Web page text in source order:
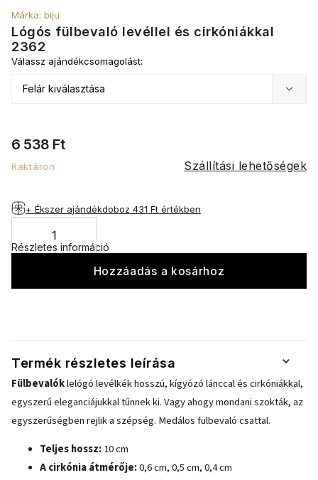
Lógós fülbevaló levéllel és cirkóniákkal
2362
Márka: biju
6 538 Ft
Raktáron Szállítási lehetőségek
Válassz ajándékcsomagolást:
Hozzáadás a kosárhoz
+ Ékszer ajándékdoboz 431 Ft értékben
Részletes információ
Termék részletes leírása
Fülbevalóklelógó levélkék hosszú, kígyózó lánccal és cirkóniákkal,
egyszerű eleganciájukkal tűnnek ki.Vagy ahogy mondani szokták, az
egyszerűségben rejlik a szépség. Medálos fülbevaló csattal.
Teljes hossz:10 cm
A cirkónia átmérője:0,6 cm, 0,5 cm, 0,4 cm